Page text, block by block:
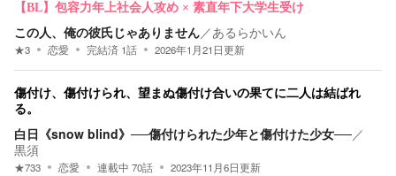
【BL】包容力年上社会人攻め × 素直年下大学生受け
この人、俺の彼氏じゃありません／あるらかいん
★3 恋愛 完結済 1話 2026年1月21日更新
傷付け、傷付けられ、望まぬ傷付け合いの果てに二人は結ばれ
る。
白日《snow blind》──傷付けられた少年と傷付けた少女──／
黒須
★733 恋愛 連載中 70話 2023年11月6日更新